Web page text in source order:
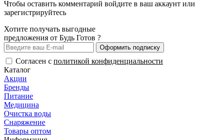
Чтобы оставить комментарий войдите в ваш аккаунт или
зарегистрируйтесь
Хотите получать выгодные
предложения от Будь Готов ?
Оформить подписку
Согласен с политикой конфиденциальности
Каталог
Акции
Бренды
Питание
Медицина
Очистка воды
Снаряжение
Товары оптом